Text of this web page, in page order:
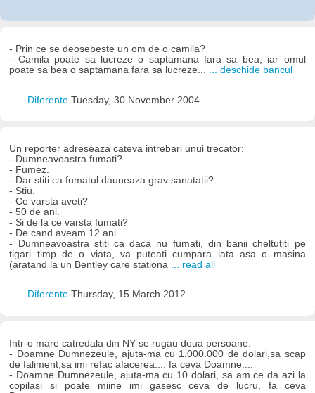
- Prin ce se deosebeste un om de o camila?
- Camila poate sa lucreze o saptamana fara sa bea, iar omul
poate sa bea o saptamana fara sa lucreze... ... deschide bancul
Diferente Tuesday, 30 November 2004
Un reporter adreseaza cateva intrebari unui trecator:
- Dumneavoastra fumati?
- Fumez.
- Dar stiti ca fumatul dauneaza grav sanatatii?
- Stiu.
- Ce varsta aveti?
- 50 de ani.
- Si de la ce varsta fumati?
- De cand aveam 12 ani.
- Dumneavoastra stiti ca daca nu fumati, din banii cheltutiti pe
tigari timp de o viata, va puteati cumpara iata asa o masina
(aratand la un Bentley care stationa ... read all
Diferente Thursday, 15 March 2012
Intr-o mare catredala din NY se rugau doua persoane:
- Doamne Dumnezeule, ajuta-ma cu 1.000.000 de dolari,sa scap
de faliment,sa imi refac afacerea.... fa ceva Doamne....
- Doamne Dumnezeule, ajuta-ma cu 10 dolari, sa am ce da azi la
copilasi si poate miine imi gasesc ceva de lucru, fa ceva